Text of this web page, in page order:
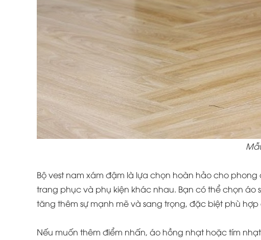
Bộ vest nam xám đậm là lựa chọn hoàn hảo cho
trang phục và phụ kiện khác nhau. Bạn có thể chọn
tăng thêm sự mạnh mẽ và sang trọng, đặc biệt phù hợp
Nếu muốn thêm điểm nhấn, áo hồng nhạt hoặc tím